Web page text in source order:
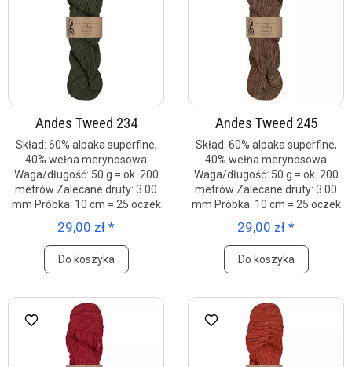
Andes Tweed 234
Skład: 60% alpaka superfine,
40% wełna merynosowa
Waga/długość: 50 g = ok. 200
metrów Zalecane druty: 3.00
mm Próbka: 10 cm = 25 oczek
29,00 zł *
Do koszyka
Andes Tweed 245
Skład: 60% alpaka superfine,
40% wełna merynosowa
Waga/długość: 50 g = ok. 200
metrów Zalecane druty: 3.00
mm Próbka: 10 cm = 25 oczek
29,00 zł *
Do koszyka